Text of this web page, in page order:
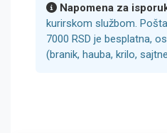
Napomena za
kurirskom službom.
7000 RSD je besplatna,
(branik, hauba, krilo,